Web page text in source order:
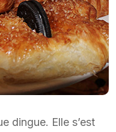
dingue. Elle s’est